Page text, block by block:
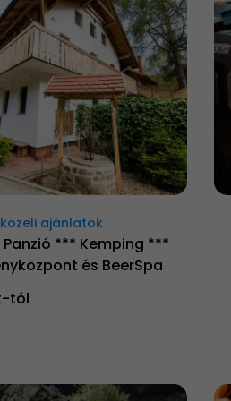
ajánlatok
*** Kemping ***
és BeerSpa
tól